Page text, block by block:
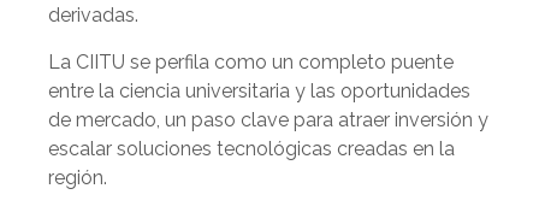
derivadas.
La CIITU se perfila como un completo puente
entre la ciencia universitaria y las oportunidades
de mercado, un paso clave para atraer inversión y
escalar soluciones tecnológicas creadas en la
región.